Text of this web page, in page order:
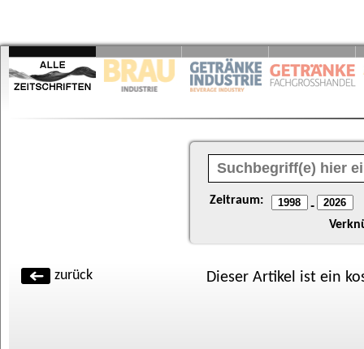
Zeitraum: -
zurück Dieser Artikel ist ein